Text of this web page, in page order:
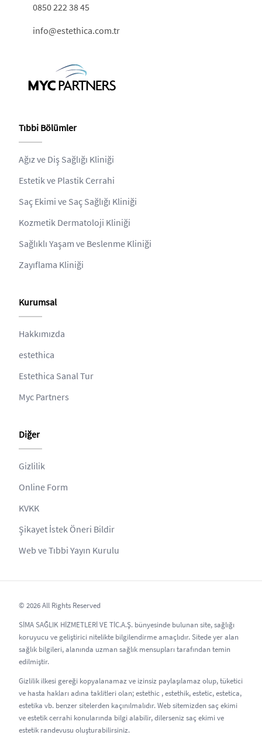
0850 222 38 45
info@estethica.com.tr
Tıbbi Bölümler
Ağız ve Diş Sağlığı Kliniği
Estetik ve Plastik Cerrahi
Saç Ekimi ve Saç Sağlığı Kliniği
Kozmetik Dermatoloji Kliniği
Sağlıklı Yaşam ve Beslenme Kliniği
Zayıflama Kliniği
Kurumsal
Hakkımızda
estethica
Estethica Sanal Tur
Myc Partners
Diğer
Gizlilik
Online Form
KVKK
Şikayet İstek Öneri Bildir
Web ve Tıbbi Yayın Kurulu
© 2026 All Rights Reserved
SİMA SAĞLIK HİZMETLERİ VE TİC.A.Ş. bünyesinde bulunan site, sağlığı
koruyucu ve geliştirici nitelikte bilgilendirme amaçlıdır. Sitede yer alan
sağlık bilgileri, alanında uzman sağlık mensupları tarafından temin
edilmiştir.
Gizlilik ilkesi gereği kopyalanamaz ve izinsiz paylaşılamaz olup, tüketici
ve hasta hakları adına taklitleri olan; estethic , estethik, estetic, estetica,
estetika vb. benzer sitelerden kaçınılmalıdır. Web sitemizden saç ekimi
ve estetik cerrahi konularında bilgi alabilir, dilerseniz saç ekimi ve
estetik randevusu oluşturabilirsiniz.